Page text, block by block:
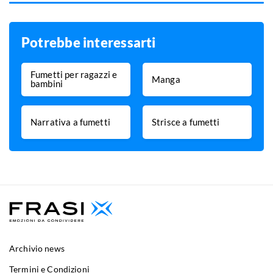
Potrebbe interessarti
Fumetti per ragazzi e
bambini
Manga
Narrativa a fumetti Strisce a fumetti
Archivio news
Termini e Condizioni